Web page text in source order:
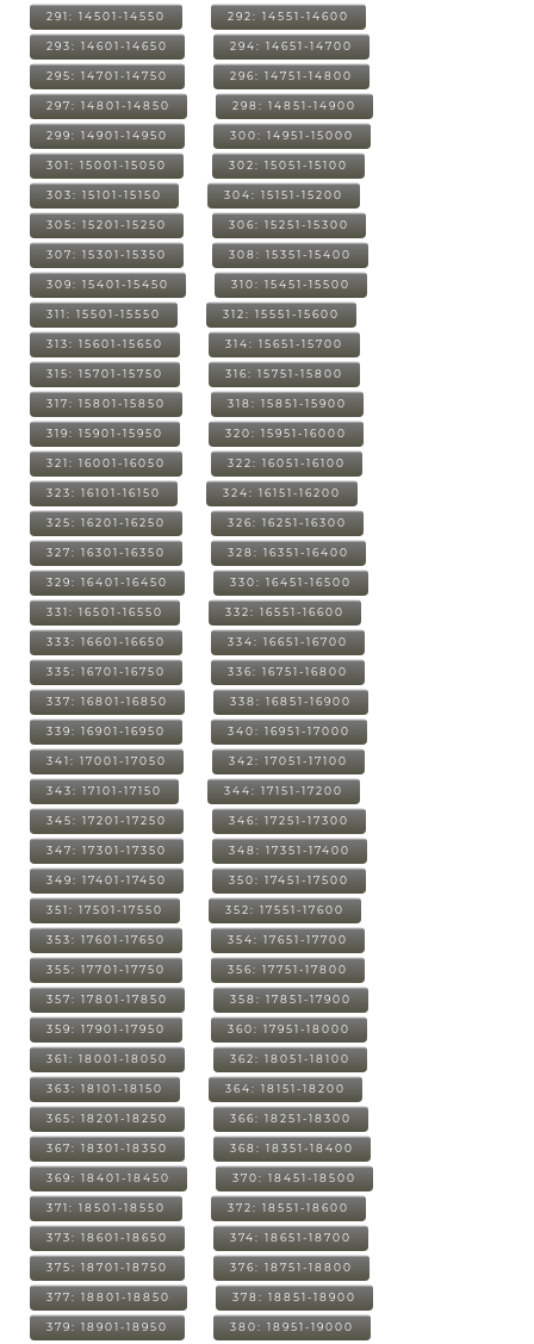
291: 14501-14550 292: 14551-14600
293: 14601-14650 294: 14651-14700
295: 14701-14750 296: 14751-14800
297: 14801-14850 298: 14851-14900
299: 14901-14950 300: 14951-15000
301: 15001-15050 302: 15051-15100
303: 15101-15150 304: 15151-15200
305: 15201-15250 306: 15251-15300
307: 15301-15350 308: 15351-15400
309: 15401-15450 310: 15451-15500
311: 15501-15550 312: 15551-15600
313: 15601-15650 314: 15651-15700
315: 15701-15750 316: 15751-15800
317: 15801-15850 318: 15851-15900
319: 15901-15950 320: 15951-16000
321: 16001-16050 322: 16051-16100
323: 16101-16150 324: 16151-16200
325: 16201-16250 326: 16251-16300
327: 16301-16350 328: 16351-16400
329: 16401-16450 330: 16451-16500
331: 16501-16550 332: 16551-16600
333: 16601-16650 334: 16651-16700
335: 16701-16750 336: 16751-16800
337: 16801-16850 338: 16851-16900
339: 16901-16950 340: 16951-17000
341: 17001-17050 342: 17051-17100
343: 17101-17150 344: 17151-17200
345: 17201-17250 346: 17251-17300
347: 17301-17350 348: 17351-17400
349: 17401-17450 350: 17451-17500
351: 17501-17550 352: 17551-17600
353: 17601-17650 354: 17651-17700
355: 17701-17750 356: 17751-17800
357: 17801-17850 358: 17851-17900
359: 17901-17950 360: 17951-18000
361: 18001-18050 362: 18051-18100
363: 18101-18150 364: 18151-18200
365: 18201-18250 366: 18251-18300
367: 18301-18350 368: 18351-18400
369: 18401-18450 370: 18451-18500
371: 18501-18550 372: 18551-18600
373: 18601-18650 374: 18651-18700
375: 18701-18750 376: 18751-18800
377: 18801-18850 378: 18851-18900
379: 18901-18950 380: 18951-19000